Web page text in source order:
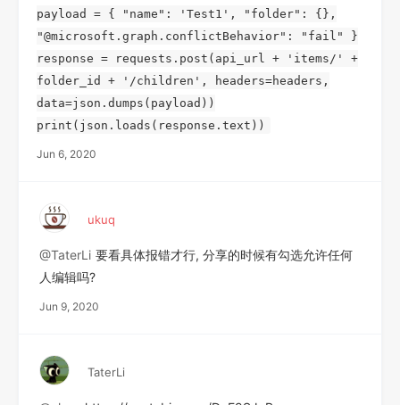
payload = { "name": 'Test1', "folder": {},
"@microsoft.graph.conflictBehavior": "fail" }
response = requests.post(api_url + 'items/' +
folder_id + '/children', headers=headers,
data=json.dumps(payload))
print(json.loads(response.text))
Jun 6, 2020
ukuq
@TaterLi 要看具体报错才行, 分享的时候有勾选允许任何
人编辑吗?
Jun 9, 2020
TaterLi